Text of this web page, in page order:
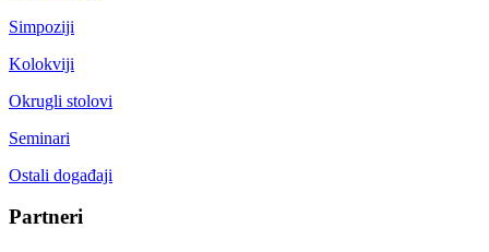
Simpoziji
Kolokviji
Okrugli stolovi
Seminari
Ostali događaji
Partneri